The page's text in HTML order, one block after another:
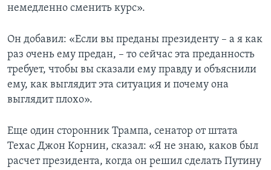
немедленно сменить курс».
Он добавил: «Если вы преданы президенту – а я как
раз очень ему предан, – то сейчас эта преданность
требует, чтобы вы сказали ему правду и объяснили
ему, как выглядит эта ситуация и почему она
выглядит плохо».
Еще один сторонник Трампа, сенатор от штата
Техас Джон Корнин, сказал: «Я не знаю, каков был
расчет президента, когда он решил сделать Путину